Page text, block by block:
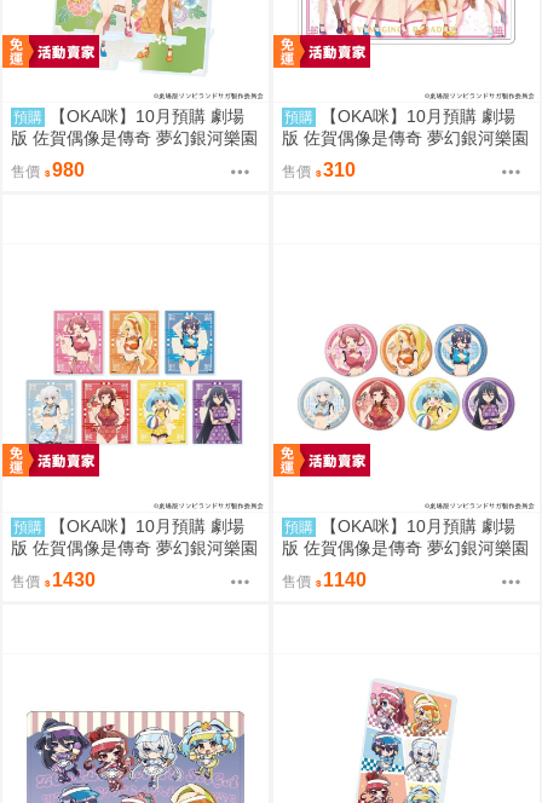
預購
【OKA咪】10月預購 劇場
版 佐賀偶像是傳奇 夢幻銀河樂園
｜大型壓克力手機架 01/集合款
旗袍泳裝ver.
售價 980
預購
【OKA咪】10月預購 劇場
版 佐賀偶像是傳奇 夢幻銀河樂園
｜角色透明收納夾 02/集合款 旗
袍泳裝ver.(新繪插畫)
售價 310
預購
【OKA咪】10月預購 劇場
版 佐賀偶像是傳奇 夢幻銀河樂園
｜壓克力卡片 02/全套組(全7種)
旗袍泳裝ver.
售價 1430
預購
【OKA咪】10月預購 劇場
版 佐賀偶像是傳奇 夢幻銀河樂園
｜徽章 03/全套組(全7種) 旗袍泳
裝ver.(新繪插畫)
售價 1140